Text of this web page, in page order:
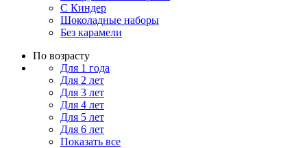
С Киндер
Шоколадные наборы
Без карамели
По возрасту
Для 1 года
Для 2 лет
Для 3 лет
Для 4 лет
Для 5 лет
Для 6 лет
Показать все